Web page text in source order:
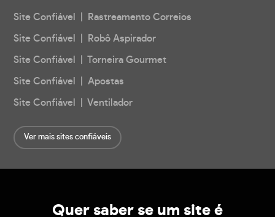
Site Confiável | Rastreamento Correios
Site Confiável | Robô Aspirador
Site Confiável | Torneira Gourmet
Site Confiável | Apostas
Site Confiável | Ventilador
Ver mais sites confiáveis
Quer saber se um site é